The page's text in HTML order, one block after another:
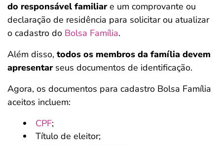
do responsável familiare um comprovante ou
declaração de residência para solicitar ou atualizar
o cadastro do Bolsa Família.
Além disso, todos os membros da família devem
apresentarseus documentos de identificação.
Agora, os documentos para cadastro Bolsa Família
aceitos incluem:
CPF;
Título de eleitor;